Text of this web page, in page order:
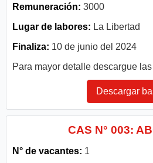
Remuneración: 3000
Lugar de labores: La Libertad
Finaliza: 10 de junio del 2024
Para mayor detalle descargue
Descargar
CAS N° 003:
N° de vacantes: 1